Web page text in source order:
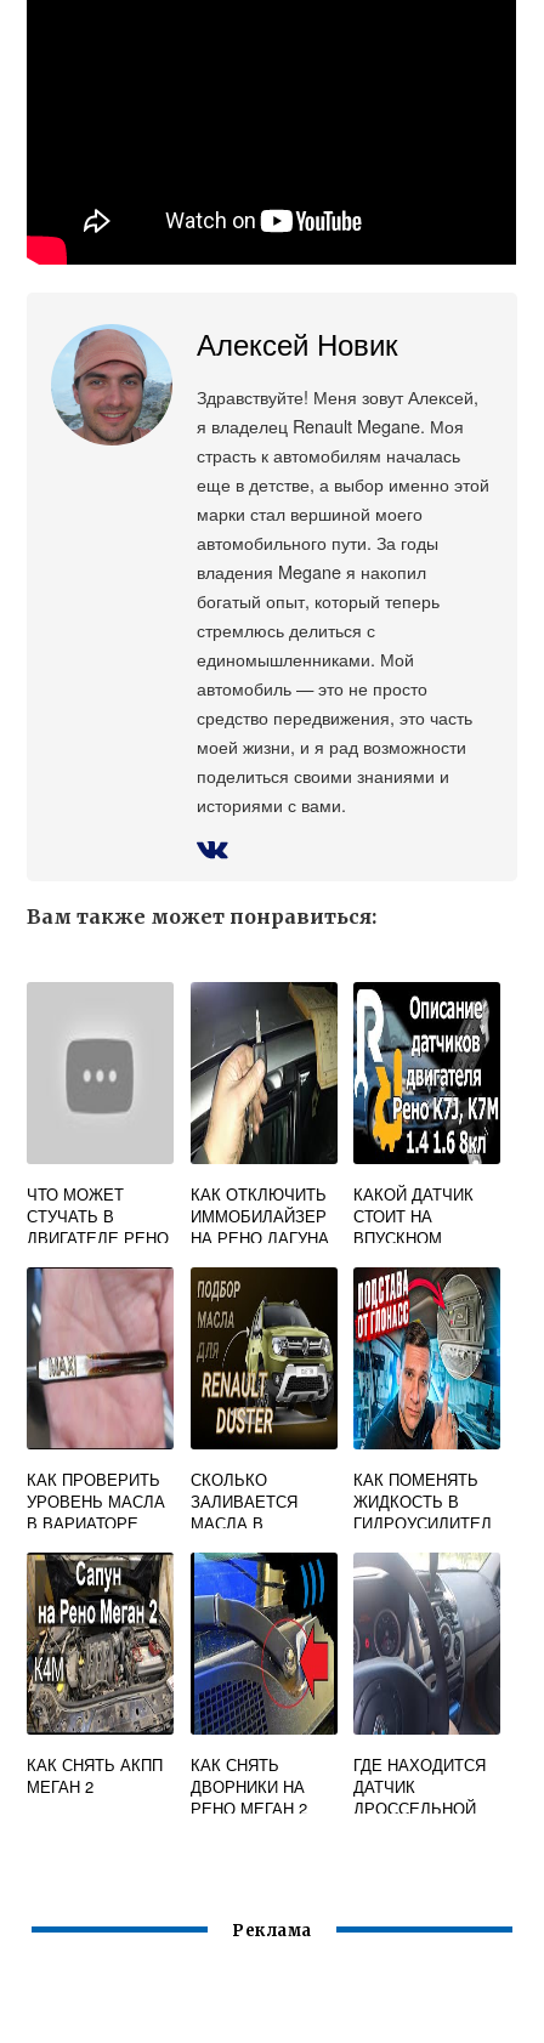
Алексей Новик
Здравствуйте! Меня зовут Алексей,
я владелец Renault Megane. Моя
страсть к автомобилям началась
еще в детстве, а выбор именно этой
марки стал вершиной моего
автомобильного пути. За годы
владения Megane я накопил
богатый опыт, который теперь
стремлюсь делиться с
единомышленниками. Мой
автомобиль — это не просто
средство передвижения, это часть
моей жизни, и я рад возможности
поделиться своими знаниями и
историями с вами.
Вам также может понравиться:
ЧТО МОЖЕТ
СТУЧАТЬ В
ДВИГАТЕЛЕ РЕНО
КАК ОТКЛЮЧИТЬ
ИММОБИЛАЙЗЕР
НА РЕНО ЛАГУНА
КАКОЙ ДАТЧИК
СТОИТ НА
ВПУСКНОМ
РЕНО ЛОГАН
КАК ПРОВЕРИТЬ
УРОВЕНЬ МАСЛА
В ВАРИАТОРЕ
СКОЛЬКО
ЗАЛИВАЕТСЯ
МАСЛА В
ДАСТЕР 1 И 6
КАК ПОМЕНЯТЬ
ЖИДКОСТЬ В
ГИДРОУСИЛИТЕЛ
ДАСТЕР
КАК СНЯТЬ АКПП
МЕГАН 2
КАК СНЯТЬ
ДВОРНИКИ НА
РЕНО МЕГАН 2
ГДЕ НАХОДИТСЯ
ДАТЧИК
ДРОССЕЛЬНОЙ
Реклама